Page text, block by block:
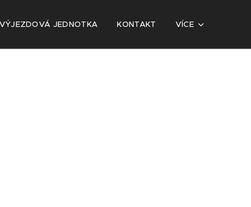
VÝJEZDOVÁ JEDNOTKA KONTAKT VÍCE